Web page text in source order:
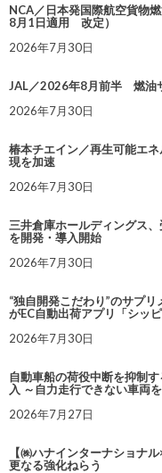
NCA／日本発国際航空貨物
8月1日適用 改定）
2026年7月30日
JAL／2026年8月前半 燃油
2026年7月30日
椿本チエイン／再生可能エ
現を加速
2026年7月30日
三井倉庫ホールディングス
を開発・導入開始
2026年7月30日
“独自開発こだわり”のサプ
がEC自動出荷アプリ「シッ
2026年7月30日
自動車船の荷役中断を抑制
入 ～自力走行できない車両
2026年7月27日
【㈱ハナインターナショナ
更なる強化ねらう